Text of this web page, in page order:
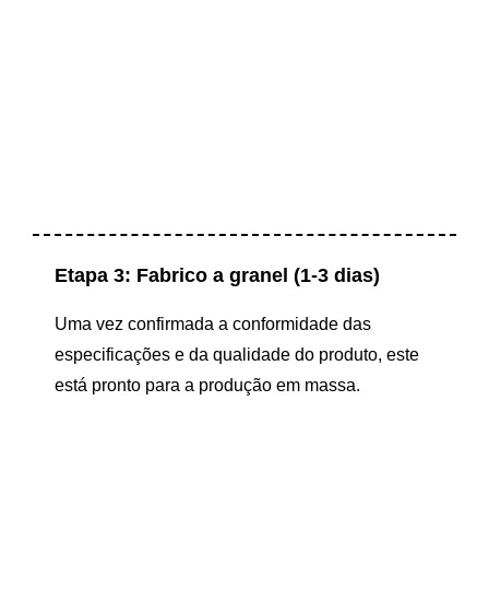
Etapa 3: Fabrico a granel (1-3 dias)
Uma vez confirmada a conformidade das
especificações e da qualidade do produto, este
está pronto para a produção em massa.